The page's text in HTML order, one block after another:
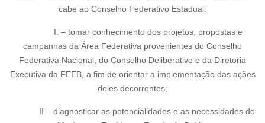
cabe ao Conselho Federativo Estadual:
I. – tomar conhecimento dos projetos, propostas e
campanhas da Área Federativa provenientes do Conselho
Federativa Nacional, do Conselho Deliberativo e da Diretoria
Executiva da FEEB, a fim de orientar a implementação das ações
deles decorrentes;
II – diagnosticar as potencialidades e as necessidades do